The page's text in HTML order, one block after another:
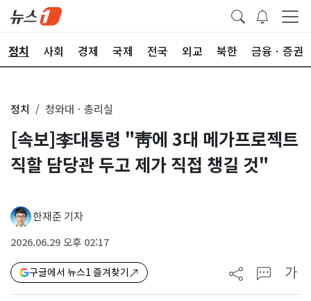
정치 사회 경제 국제 전국 외교 북한 금융ㆍ증권
정치 청와대ㆍ총리실
[속보]李대통령 "靑에 3대 메가프로젝트
직할 담당관 두고 제가 직접 챙길 것"
한재준 기자
2026.06.29 오후 02:17
구글에서 뉴스1 즐겨찾기 가